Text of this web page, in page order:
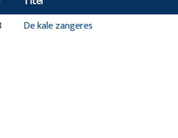
De kale zangeres